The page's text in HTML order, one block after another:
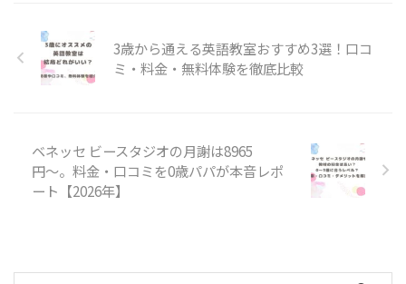
3歳から通える英語教室おすすめ3選！口コ
ミ・料金・無料体験を徹底比較
ベネッセ ビースタジオの月謝は8965
円〜。料金・口コミを0歳パパが本音レポ
ート【2026年】